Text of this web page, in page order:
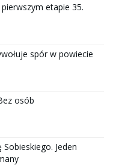
etapie 35.
spór w powiecie
osób
Sobieskiego. Jeden